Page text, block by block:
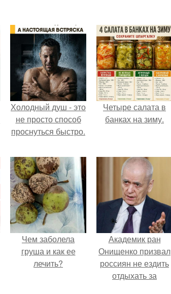
Холодный душ - это
не просто способ
проснуться быстро.
Четыре салата в
банках на зиму.
Чем заболела
груша и как ее
лечить?
Академик ран
Онищенко призвал
россиян не ездить
отдыхать за